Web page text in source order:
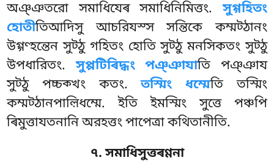
অঞ্ঞতরো সমাধিযেৰ সমাধিনিমিত্তং.সুগ্গহিতং
হোতীতিআদিসু আচরিযস্স সন্তিকে কম্মট্ঠানং
উগ্গণ্হন্তেন সুট্ঠু গহিতং হোতি সুট্ঠু মনসিকতং সুট্ঠু
উপধারিতং.সুপ্পটিৰিদ্ধং পঞ্ঞাযাতি পঞ্ঞায
সুট্ঠু পচ্চক্খং কতং.তস্মিং ধম্মেতি তস্মিং
কম্মট্ঠানপাল়িধম্মে. ইতি ইমস্মিং সুত্তে পঞ্চপি
ৰিমুত্তাযতনানি অরহত্তং পাপেত্ৰা কথিতানীতি.
৭. সমাধিসুত্তৰণ্ণনা